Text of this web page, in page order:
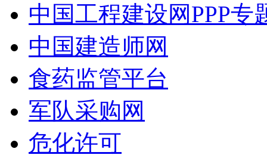
中国工程建设网PPP专
中国建造师网
食药监管平台
军队采购网
危化许可